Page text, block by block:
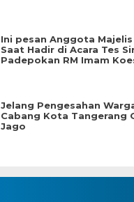
Ini pesan Anggota Majelis
Saat Hadir di Acara Tes
Padepokan RM Imam
Jelang Pengesahan
Cabang Kota Tangerang
Jago